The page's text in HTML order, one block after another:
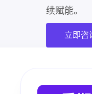
续赋能。
立即咨